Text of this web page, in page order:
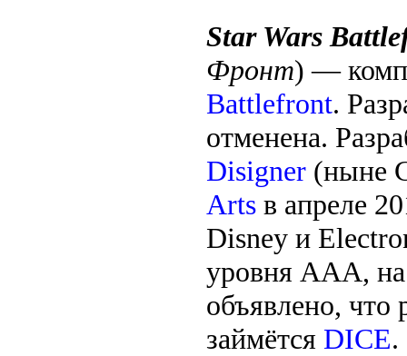
Star Wars
Фронт) —
Battlefront.
отменена.
Disigner (ныне
Arts в апреле
Disney и
уровня ААА,
объявлено, что
займётся DICE.